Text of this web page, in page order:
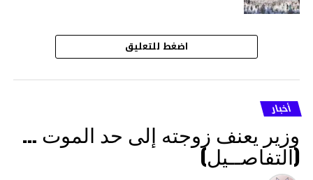
اضغط للتعليق
أخبار
وزير يعنف زوجته إلى حد الموت …
(التفاصــيل)